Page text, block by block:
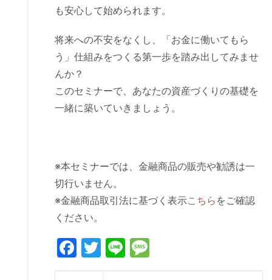
も安心して始められます。
将来への不安をなくし、「お金に働いてもら
う」仕組みをつくる第一歩を踏み出してみませ
んか？
このセミナーで、あなたの資産づくりの基礎を
一緒に築いていきましょう。
※本セミナーでは、金融商品の販売や勧誘は一
切行いません。
※金融商品取引法に基づく表示こちら をご確認
ください。
Facebook
Twitter
Line